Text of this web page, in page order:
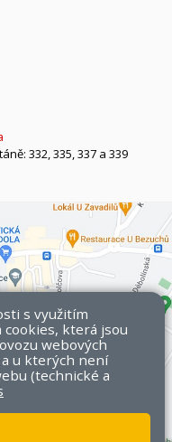
332, 335, 337 a 339
s využitím
která jsou
webových
u kterých není
(technické a